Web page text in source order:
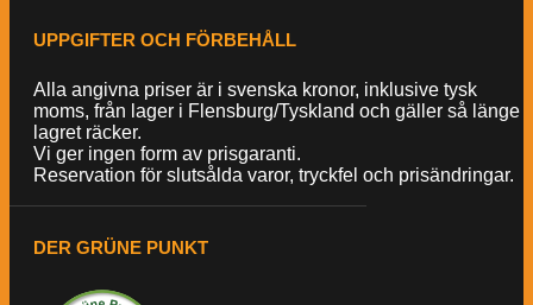
UPPGIFTER OCH FÖRBEHÅLL
Alla angivna priser är i svenska kronor, inklusive tysk
moms, från lager i Flensburg/Tyskland och gäller så länge
lagret räcker.
Vi ger ingen form av prisgaranti.
Reservation för slutsålda varor, tryckfel och prisändringar.
DER GRÜNE PUNKT